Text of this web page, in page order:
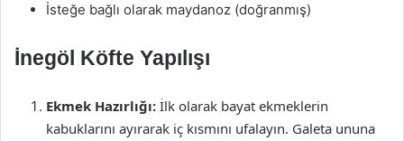
İsteğe bağlı olarak maydanoz (doğranmış)
İnegöl Köfte Yapılışı
Ekmek Hazırlığı: İlk olarak bayat ekmeklerin
kabuklarını ayırarak iç kısmını ufalayın. Galeta ununa